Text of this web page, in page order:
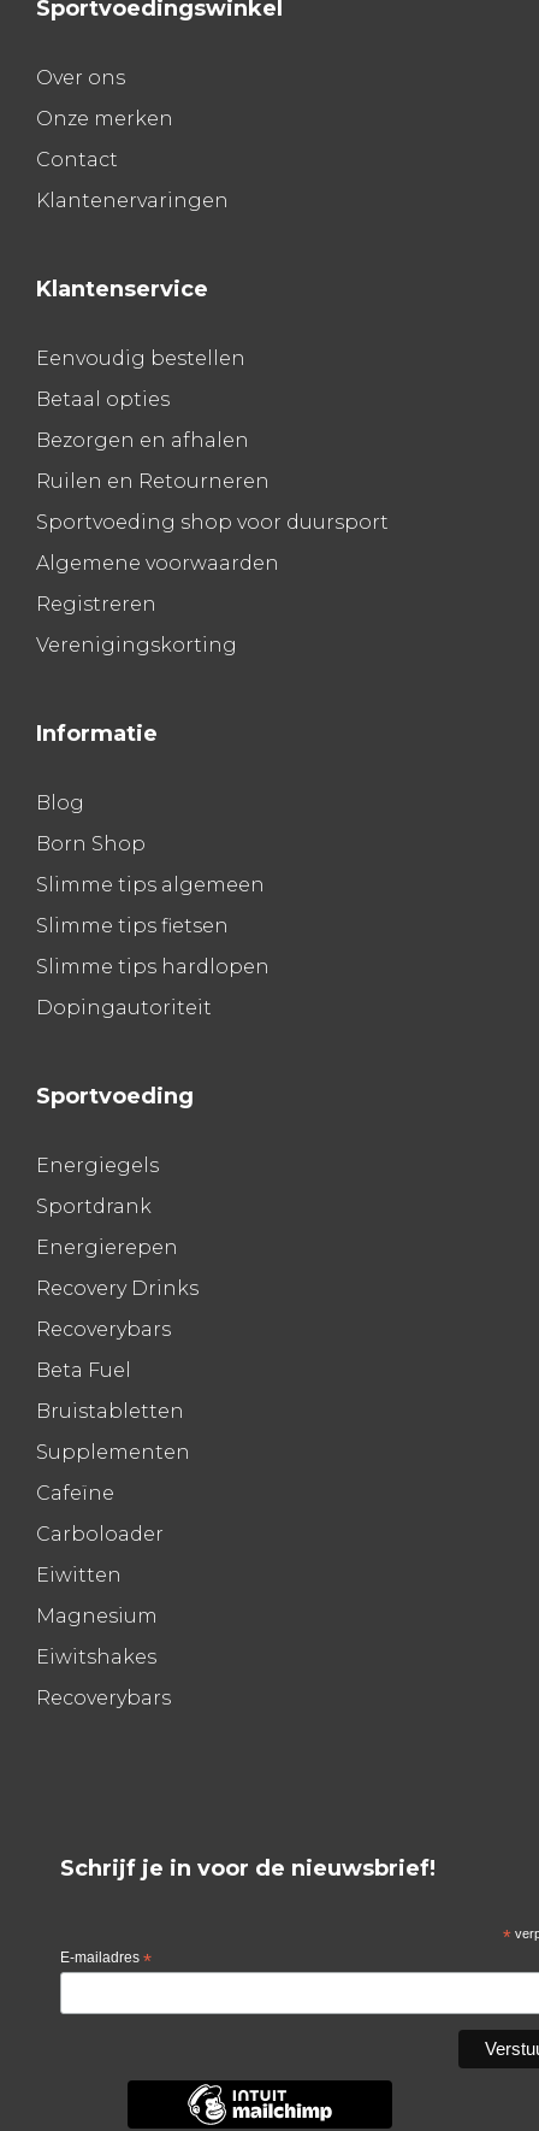
Sportvoedingswinkel
Over ons
Onze merken
Contact
Klantenervaringen
Klantenservice
Eenvoudig bestellen
Betaal opties
Bezorgen en afhalen
Ruilen en Retourneren
Sportvoeding shop voor duursport
Algemene voorwaarden
Registreren
Verenigingskorting
Informatie
Blog
Born Shop
Slimme tips algemeen
Slimme tips fietsen
Slimme tips hardlopen
Dopingautoriteit
Sportvoeding
Energiegels
Sportdrank
Energierepen
Recovery Drinks
Recoverybars
Beta Fuel
Bruistabletten
Supplementen
Cafeïne
Carboloader
Eiwitten
Magnesium
Eiwitshakes
Recoverybars
Schrijf je in voor de nieuwsbrief!
*
E-mailadres *